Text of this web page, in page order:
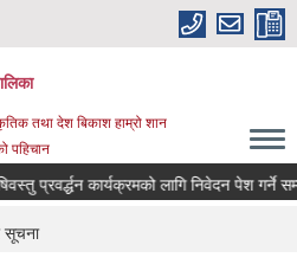
तथा देश बिकाश हाम्रो शान
पहिचान
कार्यक्रमको लागि निवेदन पेश गर्ने
सूचना